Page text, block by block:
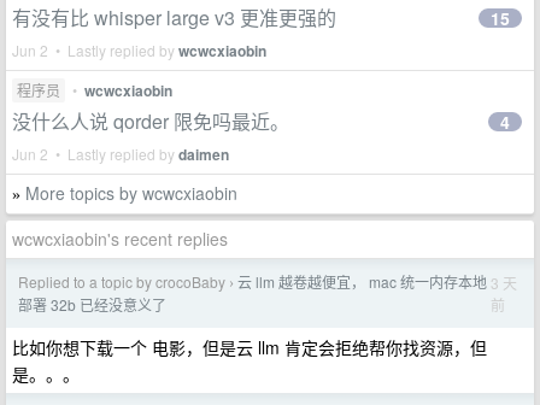
有没有比 whisper large v3 更准更强的
Jun 2 • Lastly replied bywcwcxiaobin
15
程序员 • wcwcxiaobin
没什么人说 qorder 限免吗最近。
Jun 2 • Lastly replied bydaimen
4
» More topics by wcwcxiaobin
wcwcxiaobin's recent replies
Replied to a topic by crocoBaby › 云 llm 越卷越便宜， mac 统一内存本地
部署 32b 已经没意义了
3 天
前
比如你想下载一个 电影，但是云 llm 肯定会拒绝帮你找资源，但
是。。。